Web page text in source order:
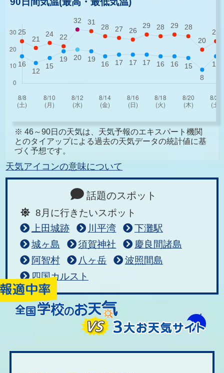
※ 46～90日の天気は、天気予報のエキスパート機関
とのタイアップによる過去の天気データの統計値に基
づく予想です。
天気アイコンの意味について
話題のスポット
8月に行きたいスポット
上田城跡
川平湾
下灘駅
城ヶ島
須賀神社
慶良間諸島
阿智村
八ヶ岳
波照間島
四国カルスト